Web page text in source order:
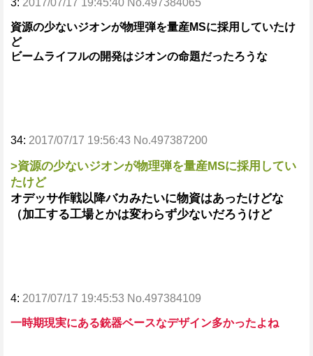
3: 2017/07/17 19:45:40 No.497384065
資源の少ないジオンが物理弾を量産MSに採用していたけ
ど
ビームライフルの開発はジオンの命題だったろうな
34: 2017/07/17 19:56:43 No.497387200
>資源の少ないジオンが物理弾を量産MSに採用してい
たけど
オデッサ作戦以降バカみたいに物資はあったけどな
（加工する工場とかは変わらず少ないだろうけど
4: 2017/07/17 19:45:53 No.497384109
一時期現実にある銃器ベースなデザイン多かったよね